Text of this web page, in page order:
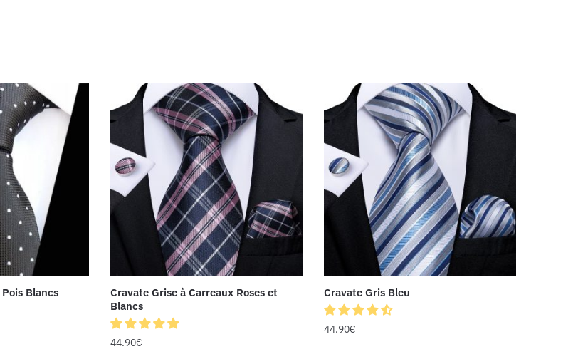
Blancs
Cravate Grise à Carreaux Roses et
Blancs
44.90€
Cravate Gris Bleu
44.90€